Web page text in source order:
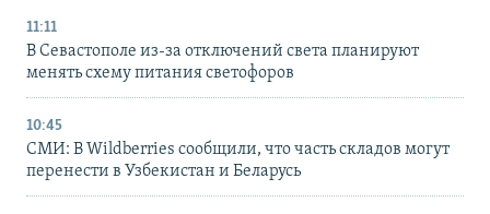
11:11
В Севастополе из-за отключений света планируют
менять схему питания светофоров
10:45
СМИ: В Wildberries сообщили, что часть складов могут
перенести в Узбекистан и Беларусь